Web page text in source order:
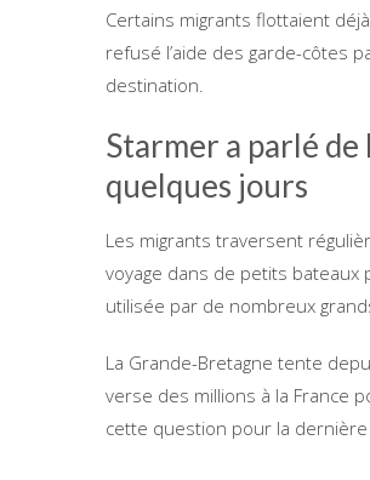
Certains migrants flottaient
refusé l’aide des garde-côtes
destination.
Starmer a parlé
quelques jours
Les migrants traversent
voyage dans de petits
utilisée par de nombreux
La Grande-Bretagne tente
verse des millions à la France
cette question pour la